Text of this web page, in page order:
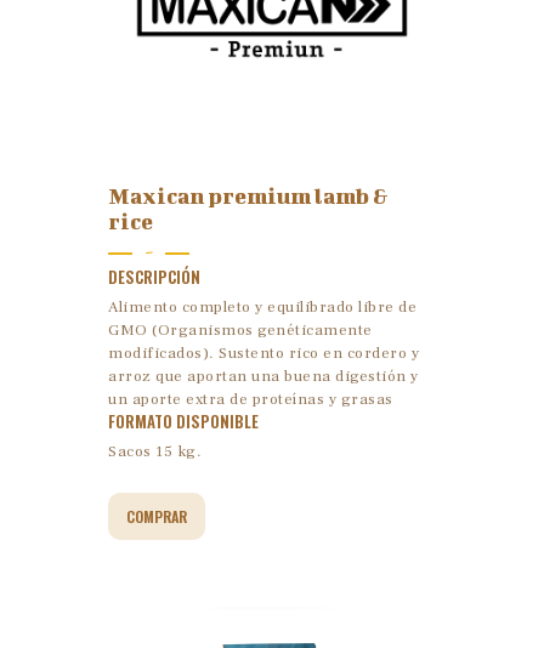
-
Maxican premium lamb &
rice
DESCRIPCIÓN
Alimento completo y equilibrado libre de
GMO (Organismos genéticamente
modificados). Sustento rico en cordero y
arroz que aportan una buena digestión y
un aporte extra de proteínas y grasas
FORMATO DISPONIBLE
Sacos 15 kg.
COMPRAR